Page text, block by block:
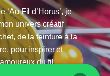
‘Au Fil d’Horus’, je
univers créatif
de la teinture à la
pour inspirer et
du fil.